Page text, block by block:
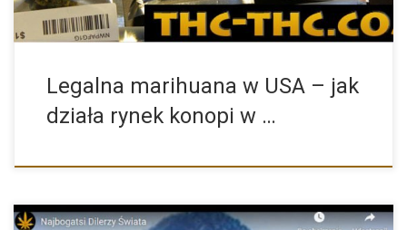
Legalna marihuana w USA – jak
działa rynek konopi w …